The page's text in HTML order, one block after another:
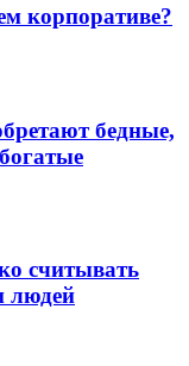
корпоративе?
бедные,
считывать
людей